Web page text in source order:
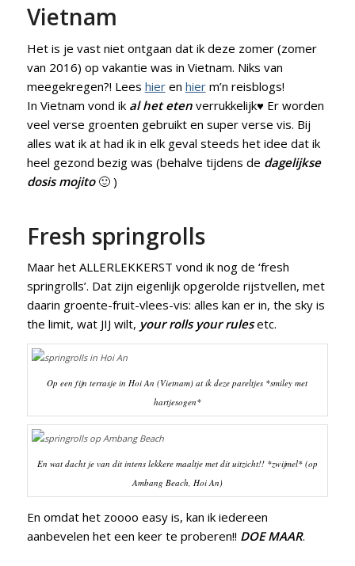
Vietnam
Het is je vast niet ontgaan dat ik deze zomer (zomer
van 2016) op vakantie was in Vietnam. Niks van
meegekregen?! Lees hier en hierm’n reisblogs!
In Vietnam vond ik al het etenverrukkelijk♥ Er worden
veel verse groenten gebruikt en super verse vis. Bij
alles wat ik at had ik in elk geval steeds het idee dat ik
heel gezond bezig was (behalve tijdens de dagelijkse
dosis mojito🙂 )
Fresh springrolls
Maar het ALLERLEKKERST vond ik nog de ‘fresh
springrolls’. Dat zijn eigenlijk opgerolde rijstvellen, met
daarin groente-fruit-vlees-vis: alles kan er in, the sky is
the limit, wat JIJ wilt, your rolls your rulesetc.
Op een fijn terrasje in Hoi An (Vietnam) at ik deze pareltjes *smiley met
hartjesogen*
En wat dacht je van dit intens lekkere maaltje met dit uitzicht!! *zwijmel* (op
Ambang Beach, Hoi An)
En omdat het zoooo easy is, kan ik iedereen
aanbevelen het een keer te proberen!! DOE MAAR.